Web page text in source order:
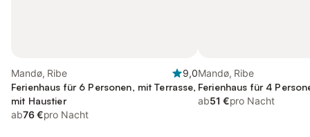
Mandø, Ribe
9,0
Ferienhaus für 6 Personen, mit Terrasse,
mit Haustier
ab76 €pro Nacht
Mandø, Ribe
Ferienhaus für 4
ab51 €pro Nacht